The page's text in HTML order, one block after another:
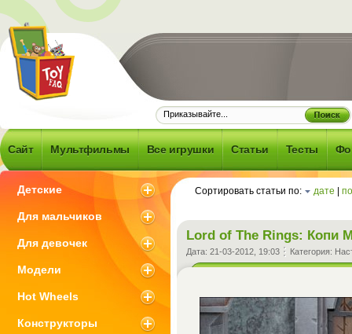
Question -
игрушках и
с ними
Сайт Мультфильмы Все игрушки Статьи Тесты
Сортировать статьи по: дате
Lord of The Rings: Копи
Дата: 21-03-2012, 19:03 Категория:
Детские
Для мальчиков
Для девочек
Модели
Hot Wheels
Конструкторы